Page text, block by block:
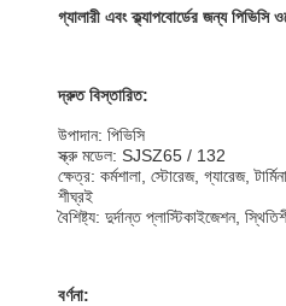
গ্যালারী এবং ক্ল্যাপবোর্ডের জন্য পিভিসি
দ্রুত বিস্তারিত:
উপাদান: পিভিসি
স্ক্রু মডেল: SJSZ65 / 132
ক্ষেত্র: কর্মশালা, স্টোরেজ, গ্যারেজ,
শীঘ্রই
বৈশিষ্ট্য: দুর্দান্ত প্লাস্টিকাইজেশন,
বর্ণনা: